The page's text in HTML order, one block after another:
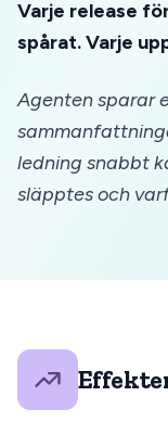
Varje release
spårat. Varje
Agenten sparar
ledning snabbt
släpptes och